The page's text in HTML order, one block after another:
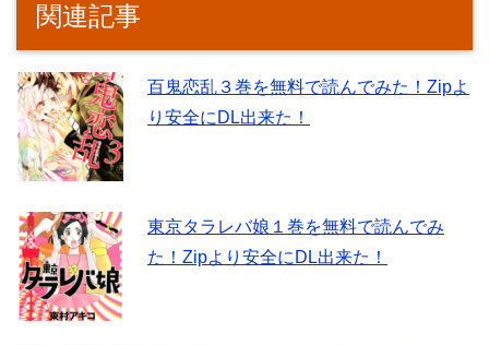
関連記事
百鬼恋乱３巻を無料で読んでみた！Zipよ
り安全にDL出来た！
東京タラレバ娘１巻を無料で読んでみ
た！Zipより安全にDL出来た！